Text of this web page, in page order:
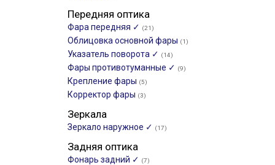
Передняя оптика
Фара передняя ✓ (21)
Облицовка основной фары (1)
Указатель поворота ✓ (14)
Фары противотуманные ✓ (9)
Крепление фары (5)
Корректор фары (3)
Зеркала
Зеркало наружное ✓ (17)
Задняя оптика
Фонарь задний ✓ (7)